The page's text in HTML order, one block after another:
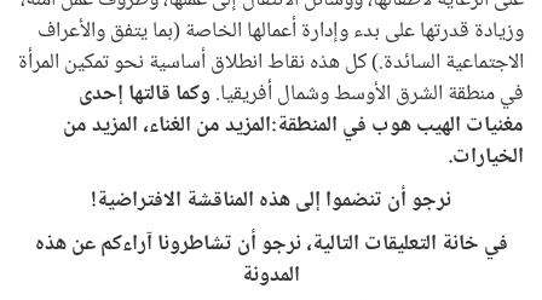
وزيادة قدرتها على بدء وإدارة أعمالها الخاصة (بما يتفق والأعراف
الاجتماعية السائدة.) كل هذه نقاط انطلاق أساسية نحو تمكين المرأة
في منطقة الشرق الأوسط وشمال أفريقيا. وكما قالتها إحدى
مغنيات الهيب هوب في المنطقة:المزيد من الغناء، المزيد من
الخيارات.
نرجو أن تنضموا إلى هذه المناقشة الافتراضية!
في خانة التعليقات التالية، نرجو أن تشاطرونا آراءكم عن هذه
المدونة